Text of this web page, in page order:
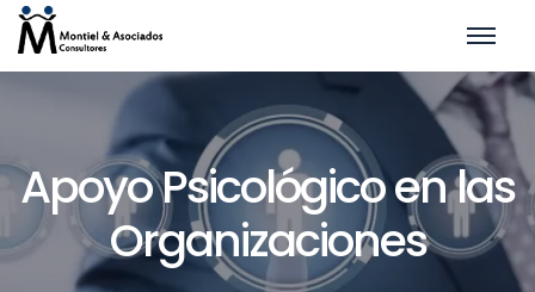
Apoyo Psicológico en las
Organizaciones